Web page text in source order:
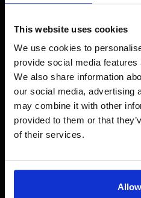
This website uses cookies
We use cookies to
provide social media
We also share information
our social media, advertising
may combine it with other
provided to them or that
of their services.
zastosowanych w serwisie
mogliśmy zlokalizować
ma przewagę nad innymi
obszary, które można
Podczas przeglądu
przykładach globalnych
e-commerce, które
podczas projektowania
wzrost zakupów
sieci (np. produkty
wzrost zapotrzebowania